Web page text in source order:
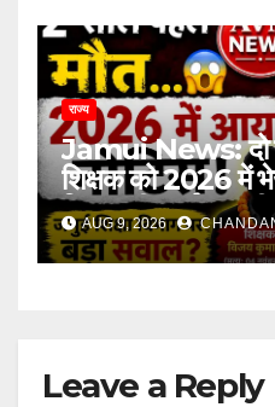
राज्य
Jamui News: दो
शिक्षक को 2026 में
विभाग की
AUG 9, 2026
Leave a Reply